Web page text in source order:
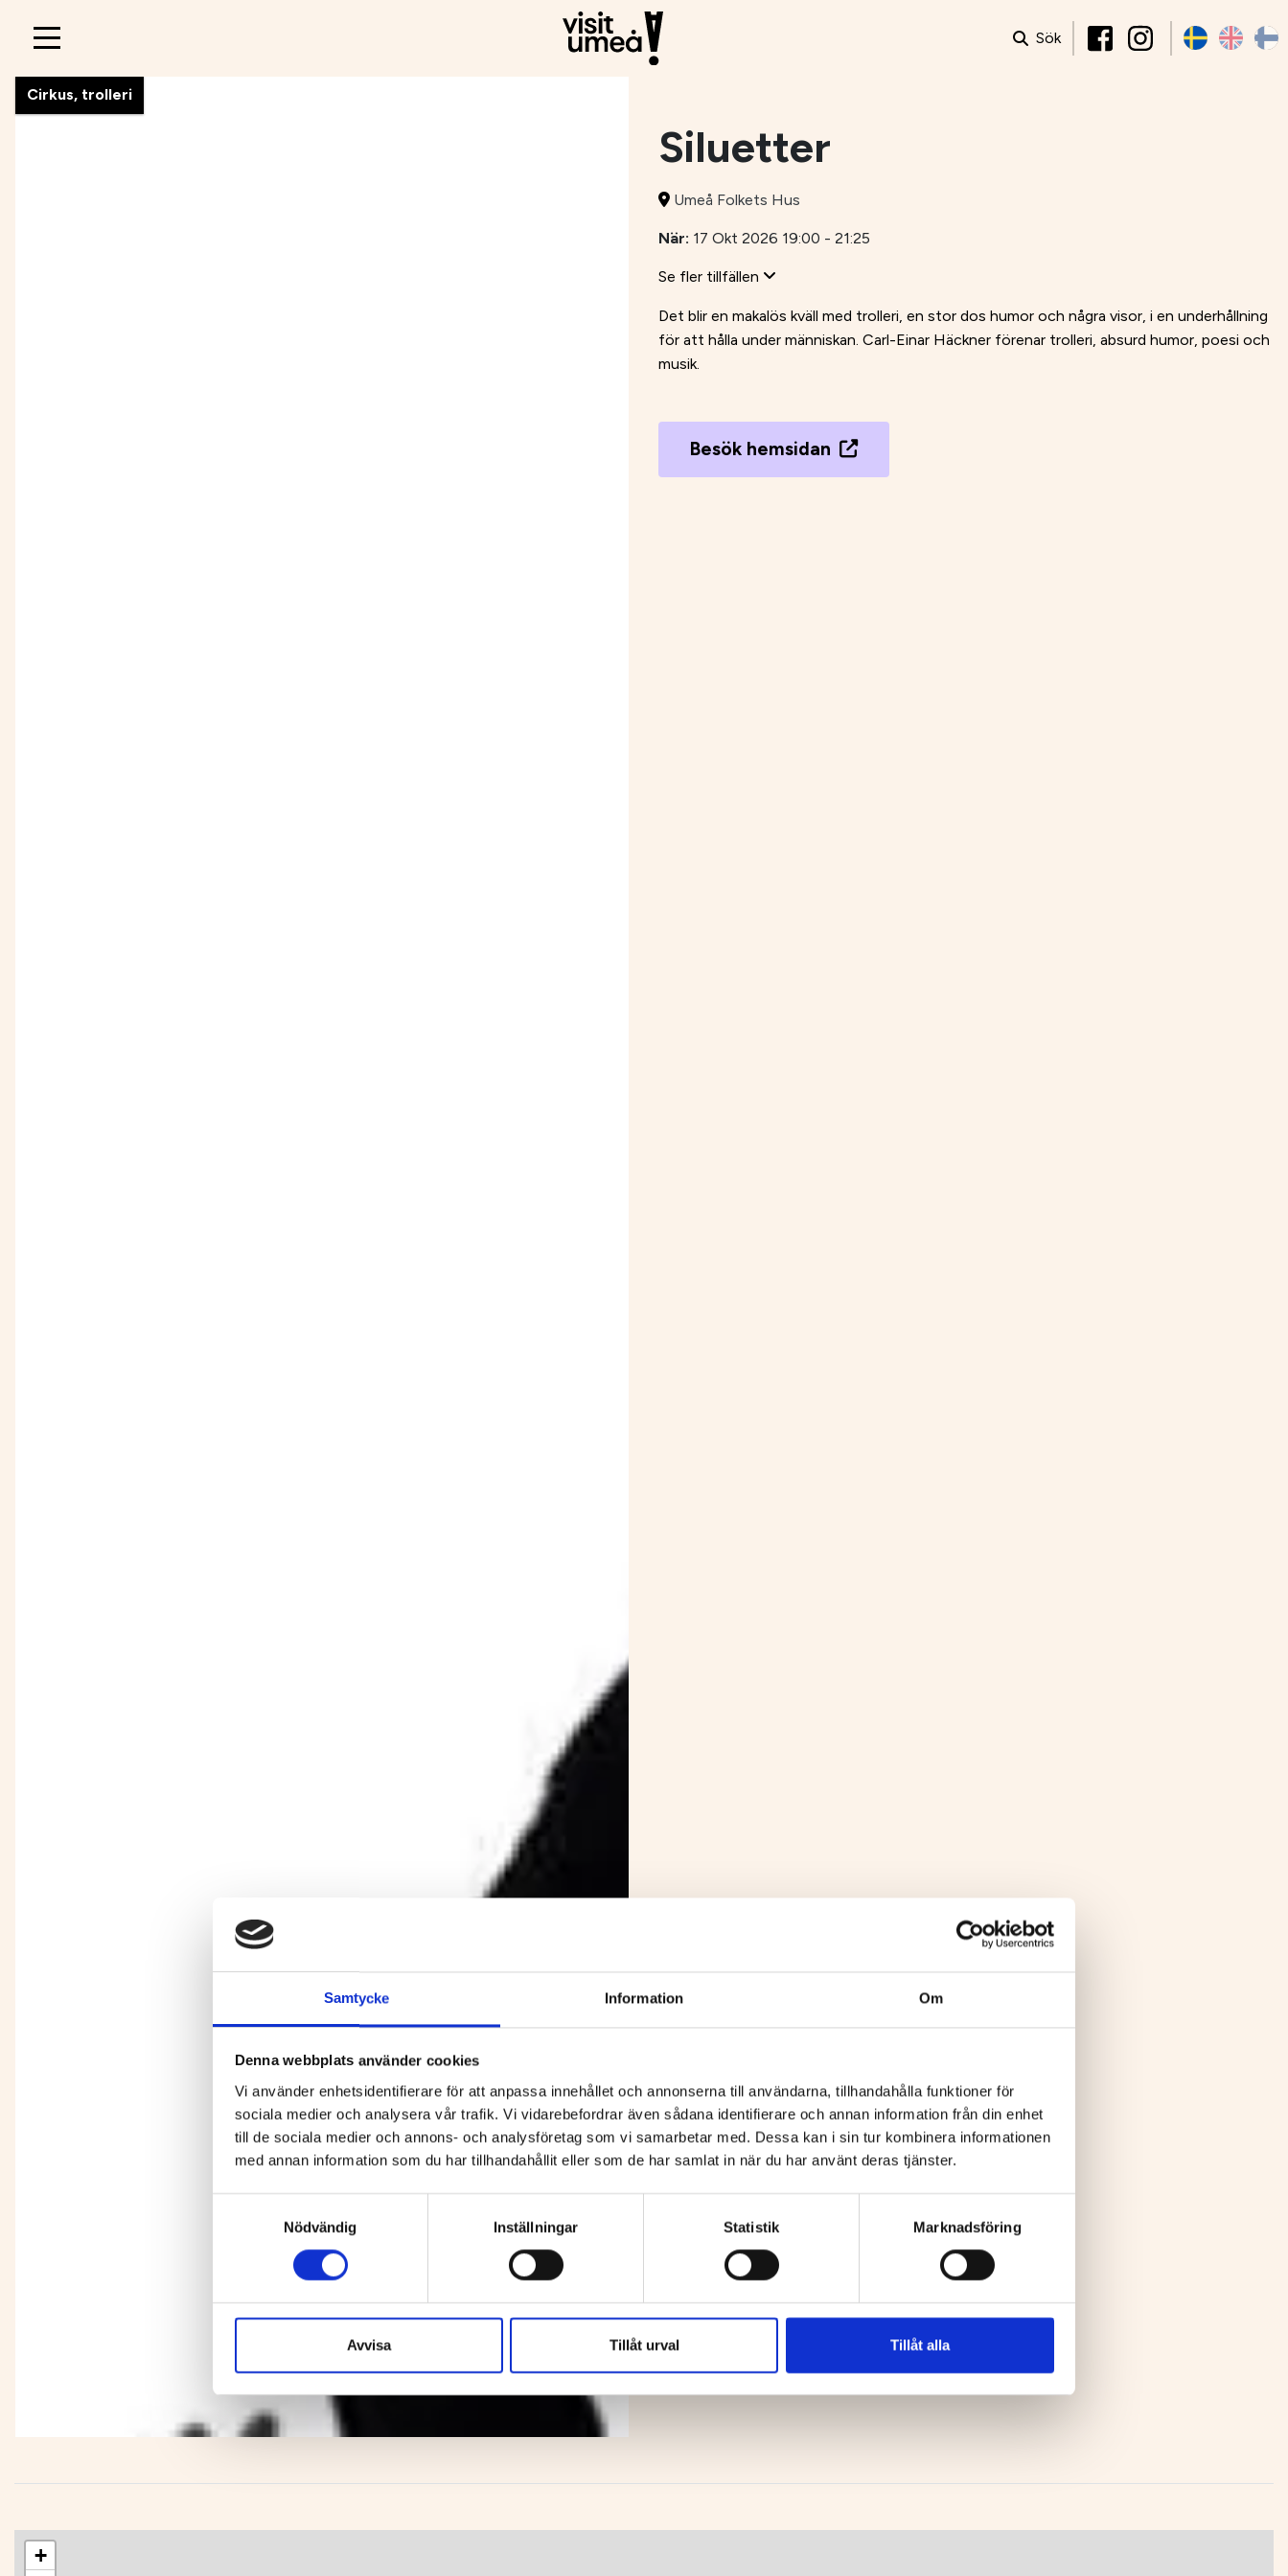
Samtycke Information Om
Denna webbplats använder cookies
Vi använder enhetsidentifierare för att anpassa innehållet och annonserna till användarna, tillhandahålla funktioner för
sociala medier och analysera vår trafik. Vi vidarebefordrar även sådana identifierare och annan information från din enhet
till de sociala medier och annons- och analysföretag som vi samarbetar med. Dessa kan i sin tur kombinera informationen
med annan information som du har tillhandahållit eller som de har samlat in när du har använt deras tjänster.
Nödvändig
Inställningar Statistik Marknadsföring
Avvisa Tillåt urval Tillåt alla
Main
Sök
Cirkus, trolleri
Siluetter
Umeå Folkets Hus
När: 17 Okt 2026 19:00 - 21:25
Se fler tillfällen
Det blir en makalös kväll med trolleri, en stor dos humor och några visor, i en underhållning
för att hålla under människan. Carl-Einar Häckner förenar trolleri, absurd humor, poesi och
musik.
Besök hemsidan
+